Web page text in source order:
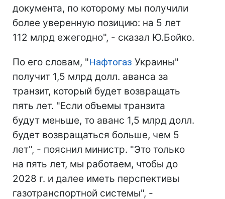
документа, по которому мы получили
более уверенную позицию: на 5 лет
112 млрд ежегодно", - сказал Ю.Бойко.
По его словам, "Нафтогаз Украины"
получит 1,5 млрд долл. аванса за
транзит, который будет возвращать
пять лет. "Если объемы транзита
будут меньше, то аванс 1,5 млрд долл.
будет возвращаться больше, чем 5
лет", - пояснил министр. "Это только
на пять лет, мы работаем, чтобы до
2028 г. и далее иметь перспективы
газотранспортной системы", -